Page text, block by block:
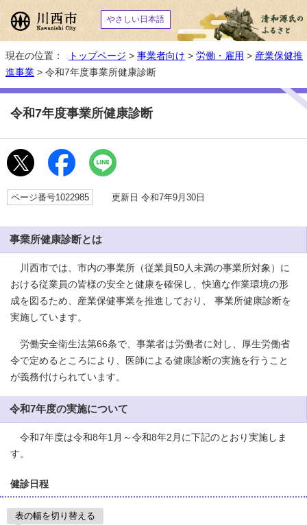
やさしい日本語
現在の位置： トップページ > 事業者向け > 労働・雇用 > 産業保健推
進事業 > 令和7年度事業所健康診断
令和7年度事業所健康診断
ページ番号1022985 更新日 令和7年9月30日
事業所健康診断とは
川西市では、市内の事業所（従業員50人未満の事業所対象）に
おける従業員の皆様の安全と健康を確保し、快適な作業環境の形
成を図るため、産業保健事業を推進しており、 事業所健康診断を
実施しています。
労働安全衛生法第66条で、事業者は労働者に対し、厚生労働省
令で定めるところにより、医師による健康診断の実施を行うこと
が義務付けられています。
令和7年度の実施について
令和7年度は令和8年1月～令和8年2月に下記のとおり実施しま
す。
健診日程
表の幅を切り替える